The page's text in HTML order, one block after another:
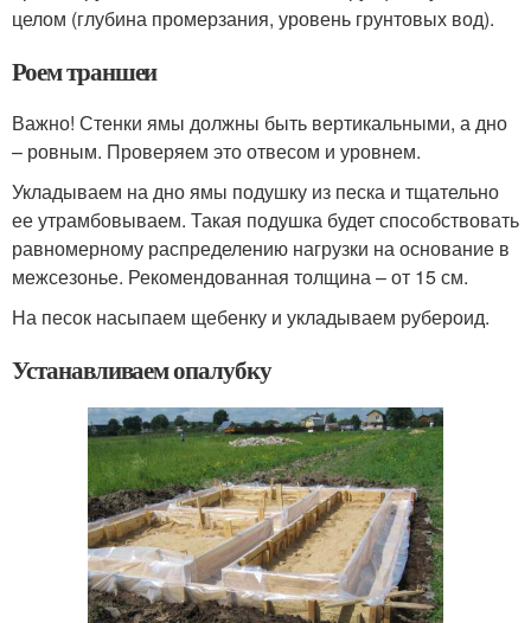
целом (глубина промерзания, уровень грунтовых вод).
Роем траншеи
Важно! Стенки ямы должны быть вертикальными, а дно
– ровным. Проверяем это отвесом и уровнем.
Укладываем на дно ямы подушку из песка и тщательно
ее утрамбовываем. Такая подушка будет способствовать
равномерному распределению нагрузки на основание в
межсезонье. Рекомендованная толщина – от 15 см.
На песок насыпаем щебенку и укладываем рубероид.
Устанавливаем опалубку